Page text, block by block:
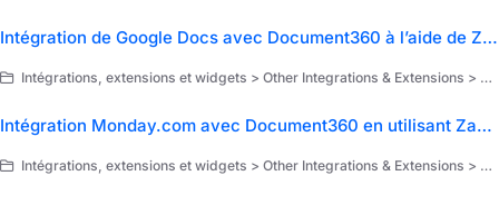
Intégration de Google Docs avec Document360 à l’aide de Zapier
Intégrations, extensions et widgets > Other Integrations & Extensions > Extensions > Zapier > Use cases of Zapier
Intégration Monday.com avec Document360 en utilisant Zapier
Intégrations, extensions et widgets > Other Integrations & Extensions > Extensions > Zapier > Use cases of Zapier